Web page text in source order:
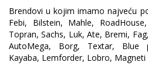
Brendovi u kojim imamo najveću
Febi, Bilstein, Mahle,
Topran, Sachs, Luk, Ate, Bremi,
AutoMega, Borg, Textar, Blue
Kayaba, Lemforder, Lobro, Magneti